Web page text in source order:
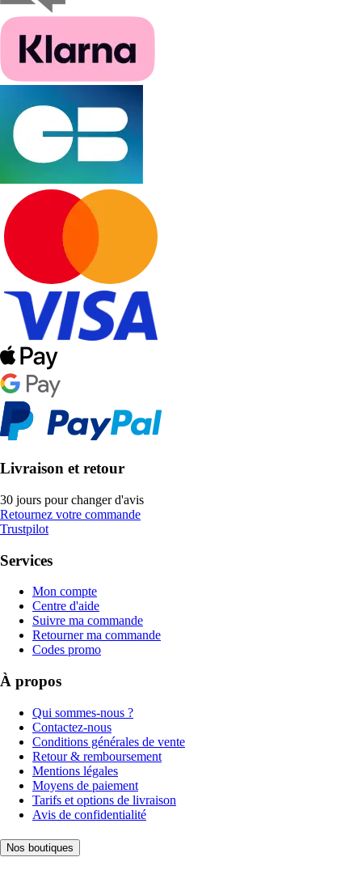
Livraison et retour
30 jours pour changer d'avis
Retournez votre commande
Trustpilot
Services
Mon compte
Centre d'aide
Suivre ma commande
Retourner ma commande
Codes promo
À propos
Qui sommes-nous ?
Contactez-nous
Conditions générales de vente
Retour & remboursement
Mentions légales
Moyens de paiement
Tarifs et options de livraison
Avis de confidentialité
Nos boutiques